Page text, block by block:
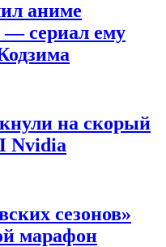
аниме
— сериал ему
на скорый
Nvidia
сезонов»
марафон